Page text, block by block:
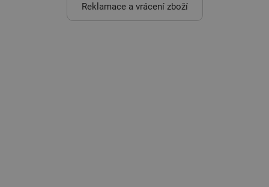
Reklamace a vrácení zboží